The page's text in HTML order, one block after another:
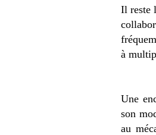
Il reste
à
Une
son
au